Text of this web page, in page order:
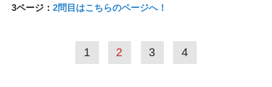
3ページ： 2問目はこちらのページへ！
1 2 3 4